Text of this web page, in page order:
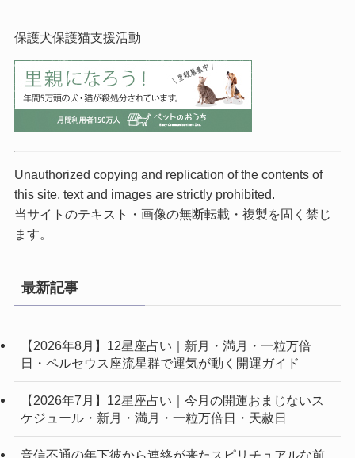
保護犬保護猫支援活動
Unauthorized copying and replication of the contents of
this site, text and images are strictly prohibited.
当サイトのテキスト・画像の無断転載・複製を固く禁じ
ます。
最新記事
【2026年8月】12星座占い｜新月・満月・一粒万倍
日・ペルセウス座流星群で運気が動く開運ガイド
【2026年7月】12星座占い｜今月の開運おまじないス
ケジュール・新月・満月・一粒万倍日・天赦日
音信不通の年下彼から連絡が来たスピリチュアルな前